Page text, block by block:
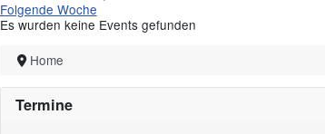
Folgende Woche
Es wurden keine Events gefunden
Home
Termine